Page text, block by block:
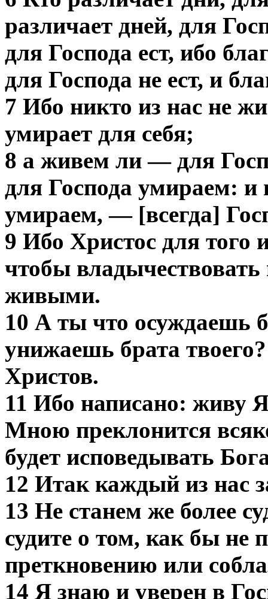
различает дней, для
для Господа ест, ибо
для Господа не ест, и
7 Ибо никто из нас не
умирает для себя;
8 а живем ли — для
для Господа умираем:
умираем, — [всегда]
9 Ибо Христос для того
чтобы
живыми.
10 А ты что осуждаешь
унижаешь брата
Христов.
11 Ибо написано: живу
Мною преклонится
будет исповедывать
12 Итак каждый из нас
13 Не станем же более
судите о том, как бы не
преткновению или
14 Я знаю и уверен в